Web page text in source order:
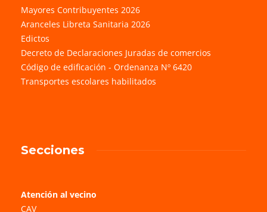
Mayores Contribuyentes 2026
Aranceles Libreta Sanitaria 2026
Edictos
Decreto de Declaraciones Juradas de comercios
Código de edificación - Ordenanza Nº 6420
Transportes escolares habilitados
Secciones
Atención al vecino
CAV